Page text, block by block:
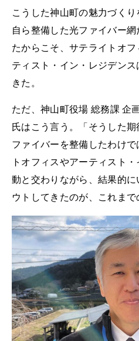
こうした神山町の魅力づく
自ら整備した光ファイバー
たからこそ、サテライトオ
ティスト・イン・レジデン
きた。
ただ、神山町役場 総務課 企
氏はこう言う。「そうした
ファイバーを整備したわけ
トオフィスやアーティスト
動と交わりながら、結果的
ウトしてきたのが、これまで